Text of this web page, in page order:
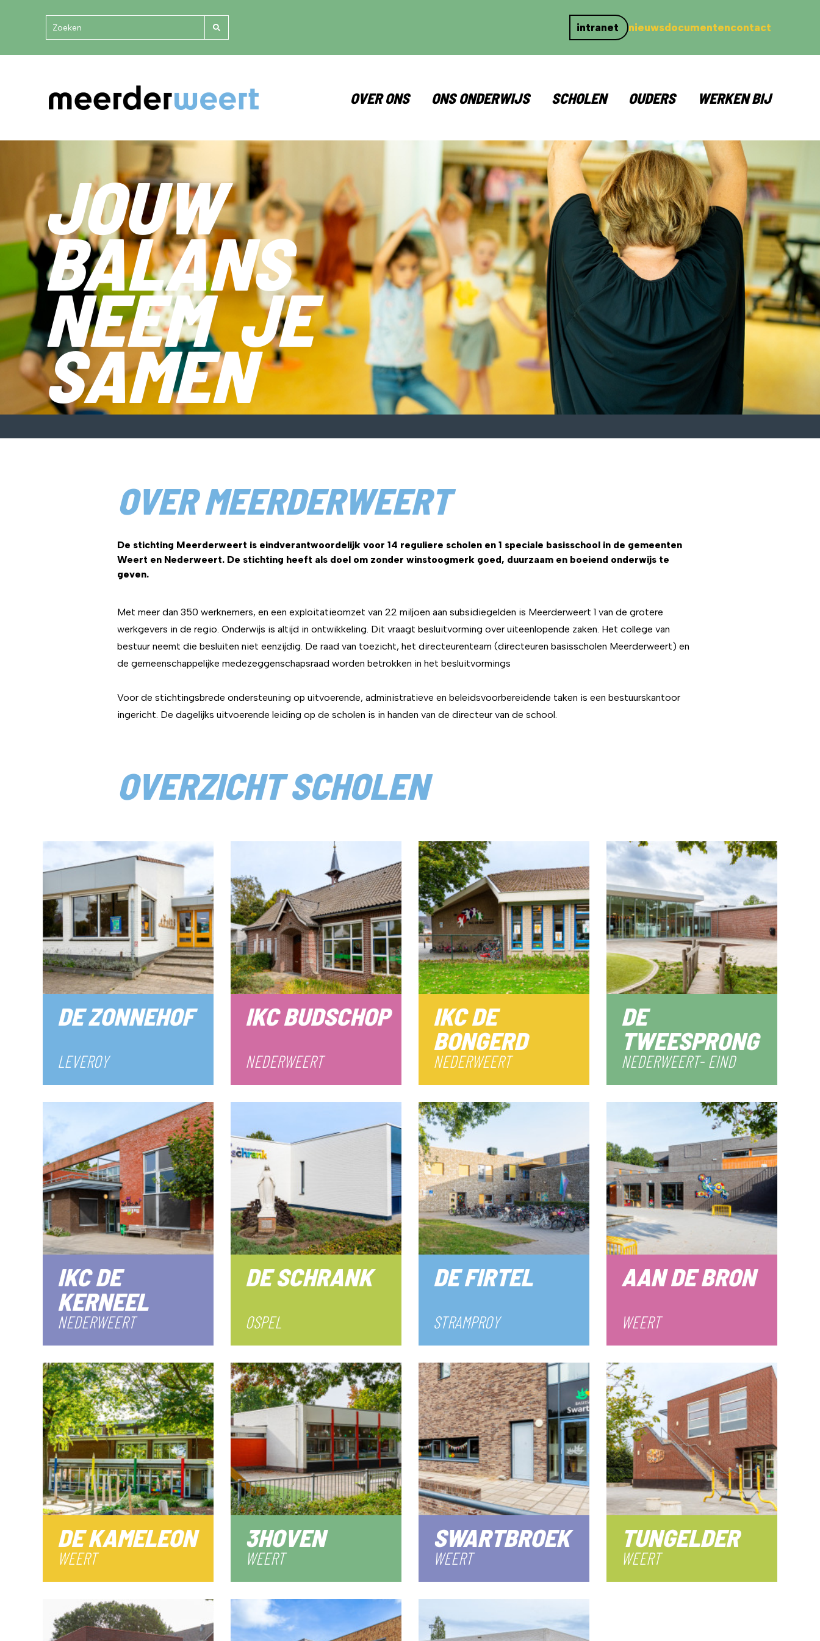
intranet nieuwsdocumentencontact
OVER ONS ONS ONDERWIJS SCHOLEN OUDERS WERKEN BIJ
JOUW
BALANS
NEEM JE
SAMEN
OVER MEERDERWEERT
De stichting Meerderweert is eindverantwoordelijk voor 14 reguliere scholen en 1 speciale basisschool in de gemeenten
Weert en Nederweert. De stichting heeft als doel om zonder winstoogmerk goed, duurzaam en boeiend onderwijs te
geven.
Met meer dan 350 werknemers, en een exploitatieomzet van 22 miljoen aan subsidiegelden is Meerderweert 1 van de grotere
werkgevers in de regio. Onderwijs is altijd in ontwikkeling. Dit vraagt besluitvorming over uiteenlopende zaken. Het college van
bestuur neemt die besluiten niet eenzijdig. De raad van toezicht, het directeurenteam (directeuren basisscholen Meerderweert) en
de gemeenschappelijke medezeggenschapsraad worden betrokken in het besluitvormings
Voor de stichtingsbrede ondersteuning op uitvoerende, administratieve en beleidsvoorbereidende taken is een bestuurskantoor
ingericht. De dagelijks uitvoerende leiding op de scholen is in handen van de directeur van de school.
OVERZICHT SCHOLEN
DE ZONNEHOF
LEVEROY
IKC BUDSCHOP
NEDERWEERT
IKC DE
BONGERD
NEDERWEERT
DE
TWEESPRONG
NEDERWEERT- EIND
IKC DE
KERNEEL
NEDERWEERT
DE SCHRANK
OSPEL
DE FIRTEL
STRAMPROY
AAN DE BRON
WEERT
DE KAMELEON
WEERT
3HOVEN
WEERT
SWARTBROEK
WEERT
TUNGELDER
WEERT